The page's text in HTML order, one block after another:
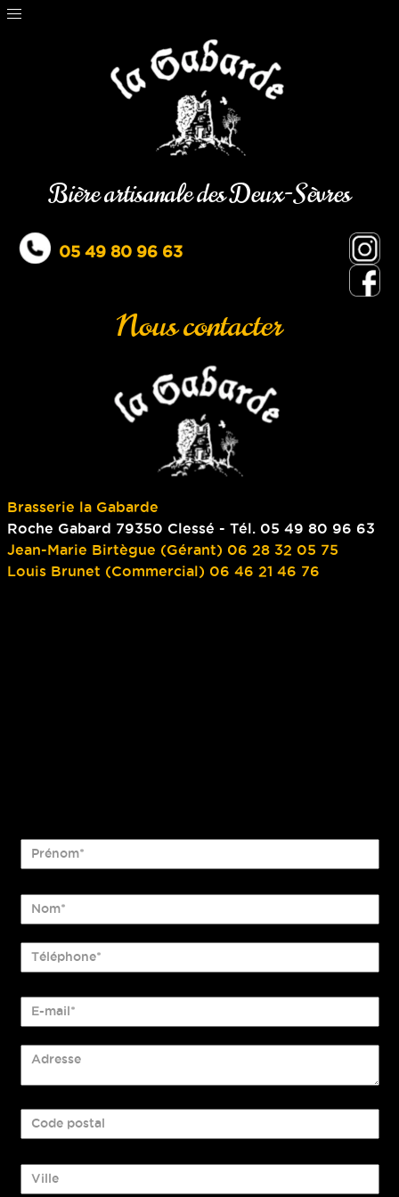
Bière artisanale des Deux-Sèvres
05 49 80 96 63
Nous contacter
Brasserie la Gabarde
Roche Gabard 79350 Clessé - Tél. 05 49 80 96 63
Jean-Marie Birtègue (Gérant) 06 28 32 05 75
Louis Brunet (Commercial) 06 46 21 46 76
Prénom*
Nom*
Téléphone*
E-mail*
Adresse
Code postal
Ville